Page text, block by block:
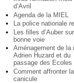
d’Avril
Agenda de la MIEL
La police nationale
Les filles d’Auber
bonne voie
Aménagement de la
Adrien Huzard et du
passage des Ecoles
Comment affronter la
canicule